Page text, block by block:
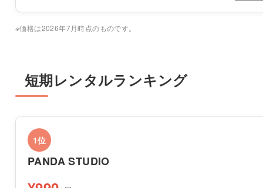
※価格は2026年7月時点のものです。
短期レンタルランキング
1位
PANDA STUDIO